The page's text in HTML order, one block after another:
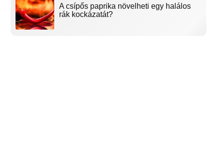
A csípős paprika növelheti egy halálos
rák kockázatát?